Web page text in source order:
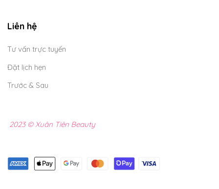
Liên hệ
Tư vấn trực tuyến
Đặt lịch hẹn
Trước & Sau
2023 © Xuân Tiên Beauty